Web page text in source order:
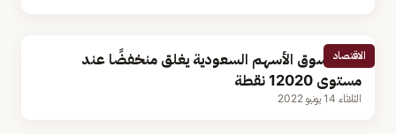
الاقتصاد
مؤشر سوق الأسهم السعودية يغلق منخفضًا عند
مستوى 12020 نقطة
الثلاثاء 14 يونيو 2022